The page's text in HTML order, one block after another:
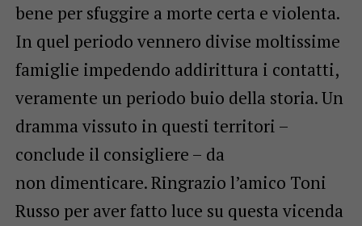
bene per sfuggire a morte certa e violenta.
In quel periodo vennero divise moltissime
famiglie impedendo addirittura i contatti,
veramente un periodo buio della storia. Un
dramma vissuto in questi territori –
conclude il consigliere – da
non dimenticare. Ringrazio l’amico Toni
Russo per aver fatto luce su questa vicenda